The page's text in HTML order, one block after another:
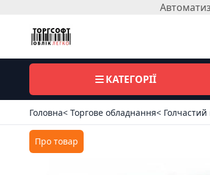
КАТЕГОРІЇ
Головна< Торгове обладнання< Голчастий
Про товар